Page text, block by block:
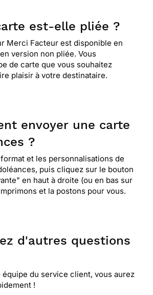
2016 : Pour sa sobriété
02/2016 : J'aime sa sobriete
01/2016 : Sobre et joli carte
2015 : Simplicité, clas,
est-elle pliée ?
Merci Facteur est disponible en
version non pliée. Vous
de carte que vous souhaitez
plaisir à votre destinataire.
envoyer une carte
?
et les personnalisations de
puis cliquez sur le bouton
en haut à droite (ou en bas sur
et la postons pour vous.
d'autres questions
du service client, vous aurez
!